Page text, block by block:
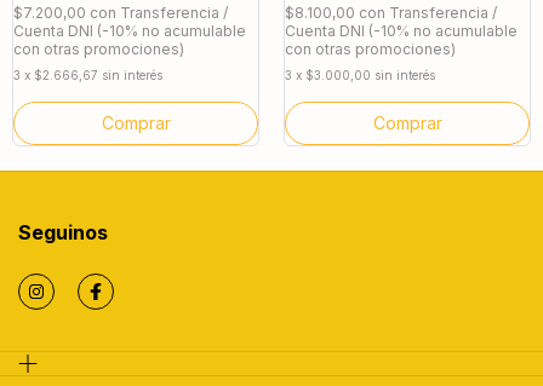
$7.200,00 con Transferencia /
Cuenta DNI (-10% no acumulable
con otras promociones)
3 x $2.666,67 sin interés
Comprar
$8.100,00 con Transferencia /
Cuenta DNI (-10% no acumulable
con otras promociones)
3 x $3.000,00 sin interés
Comprar
Seguinos